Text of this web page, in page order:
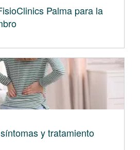
Palma para la
y tratamiento